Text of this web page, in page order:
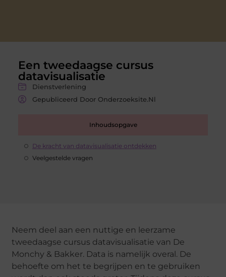
Een tweedaagse cursus
datavisualisatie
Dienstverlening
Gepubliceerd Door Onderzoeksite.nl
Inhoudsopgave
De kracht van datavisualisatie ontdekken
Veelgestelde vragen
Neem deel aan een nuttige en leerzame
tweedaagse cursus datavisualisatie van De
Monchy & Bakker. Data is namelijk overal. De
behoefte om het te begrijpen en te gebruiken